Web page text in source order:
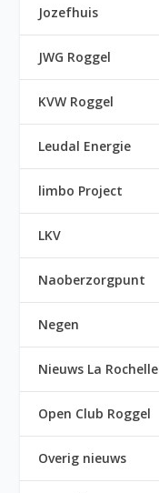
Jozefhuis
JWG Roggel
KVW Roggel
Leudal Energie
limbo Project
LKV
Naoberzorgpunt
Negen
Nieuws La Rochelle
Open Club Roggel
Overig nieuws